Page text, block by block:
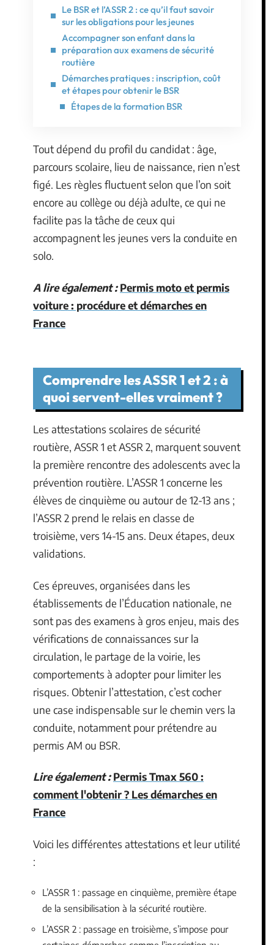
Le BSR et l’ASSR 2 : ce qu’il faut savoir
sur les obligations pour les jeunes
Accompagner son enfant dans la
préparation aux examens de sécurité
routière
Démarches pratiques : inscription, coût
et étapes pour obtenir le BSR
Étapes de la formation BSR
Tout dépend du profil du candidat : âge,
parcours scolaire, lieu de naissance, rien n’est
figé. Les règles fluctuent selon que l’on soit
encore au collège ou déjà adulte, ce qui ne
facilite pas la tâche de ceux qui
accompagnent les jeunes vers la conduite en
solo.
A lire également : Permis moto et permis
voiture : procédure et démarches en
France
Comprendre les ASSR 1 et 2 : à
quoi servent-elles vraiment ?
Les attestations scolaires de sécurité
routière, ASSR 1 et ASSR 2, marquent souvent
la première rencontre des adolescents avec la
prévention routière. L’ASSR 1 concerne les
élèves de cinquième ou autour de 12-13 ans ;
l’ASSR 2 prend le relais en classe de
troisième, vers 14-15 ans. Deux étapes, deux
validations.
Ces épreuves, organisées dans les
établissements de l’Éducation nationale, ne
sont pas des examens à gros enjeu, mais des
vérifications de connaissances sur la
circulation, le partage de la voirie, les
comportements à adopter pour limiter les
risques. Obtenir l’attestation, c’est cocher
une case indispensable sur le chemin vers la
conduite, notamment pour prétendre au
permis AM ou BSR.
Lire également : Permis Tmax 560 :
comment l'obtenir ? Les démarches en
France
Voici les différentes attestations et leur utilité
:
L’ASSR 1 : passage en cinquième, première étape
de la sensibilisation à la sécurité routière.
L’ASSR 2 : passage en troisième, s’impose pour